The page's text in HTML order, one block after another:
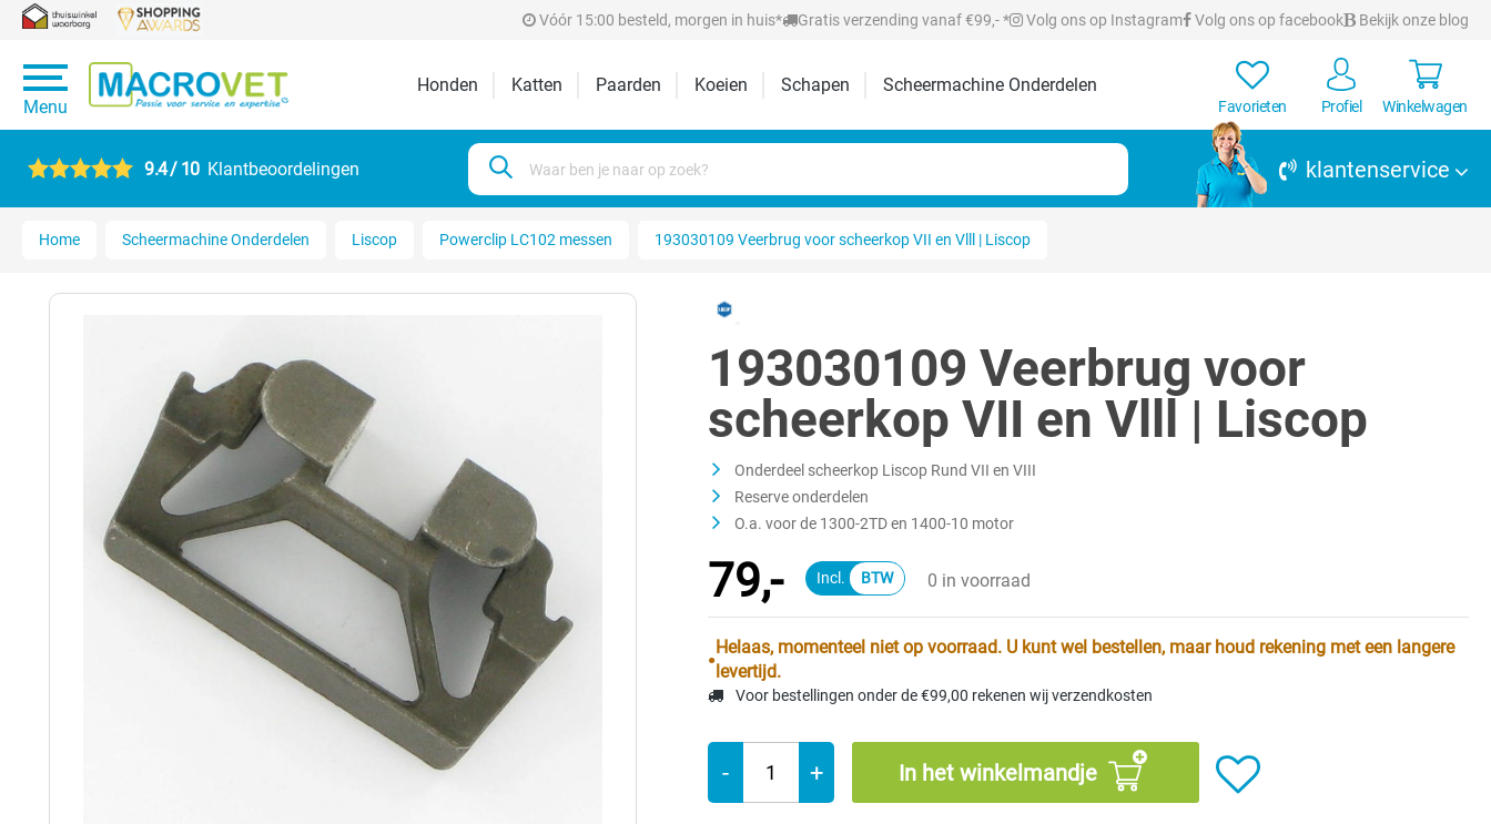
Vóór 15:00 besteld, morgen in huis* Gratis verzending vanaf €99,- * Volg ons op Instagram Volg ons op facebook Bekijk onze blog
Menu
Honden Katten Paarden Koeien Schapen Scheermachine Onderdelen
Favorieten Profiel Winkelwagen
9.4 / 10 Klantbeoordelingen klantenservice
Home Scheermachine Onderdelen Liscop Powerclip LC102 messen 193030109 Veerbrug voor scheerkop VII en Vlll | Liscop
193030109 Veerbrug voor
scheerkop VII en Vlll | Liscop
Onderdeel scheerkop Liscop Rund VII en VIII
Reserve onderdelen
O.a. voor de 1300-2TD en 1400-10 motor
79,- 0 in voorraad
Helaas, momenteel niet op voorraad. U kunt wel bestellen, maar houd rekening met een langere
levertijd.
Voor bestellingen onder de €99,00 rekenen wij verzendkosten
- + In het winkelmandje